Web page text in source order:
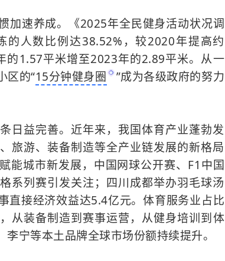
加速养成。《2025年全民健身活动状况调
的人数比例达38.52%，较2020年提高约
的1.57平米增至2023年的2.89平米。从一
区的“15分钟健身圈
”成为各级政府的努力
日益完善。近年来，我国体育产业蓬勃发
旅游、装备制造等全产业链发展的新格局
能城市新发展，中国网球公开赛、F1中国
系列赛引发关注；四川成都举办羽毛球汤
直接经济效益达5.4亿元。体育服务业占比
从装备制造到赛事运营，从健身培训到体
李宁等本土品牌全球市场份额持续提升。